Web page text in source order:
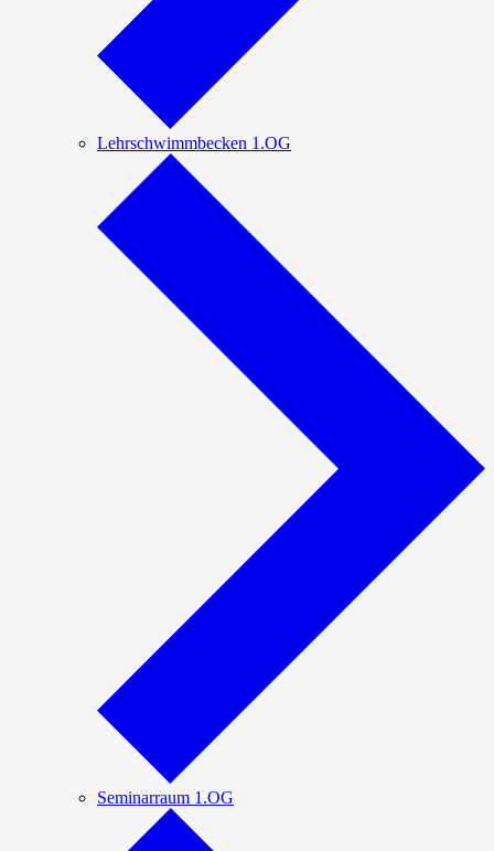
Lehrschwimmbecken 1.OG
Seminarraum 1.OG